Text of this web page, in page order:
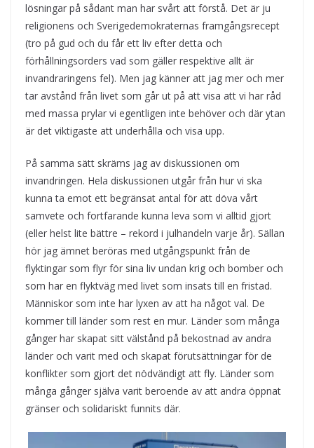
lösningar på sådant man har svårt att förstå. Det är ju
religionens och Sverigedemokraternas framgångsrecept
(tro på gud och du får ett liv efter detta och
förhållningsorders vad som gäller respektive allt är
invandraringens fel). Men jag känner att jag mer och mer
tar avstånd från livet som går ut på att visa att vi har råd
med massa prylar vi egentligen inte behöver och där ytan
är det viktigaste att underhålla och visa upp.
På samma sätt skräms jag av diskussionen om
invandringen. Hela diskussionen utgår från hur vi ska
kunna ta emot ett begränsat antal för att döva vårt
samvete och fortfarande kunna leva som vi alltid gjort
(eller helst lite bättre – rekord i julhandeln varje år). Sällan
hör jag ämnet beröras med utgångspunkt från de
flyktingar som flyr för sina liv undan krig och bomber och
som har en flyktväg med livet som insats till en fristad.
Människor som inte har lyxen av att ha något val. De
kommer till länder som rest en mur. Länder som många
gånger har skapat sitt välstånd på bekostnad av andra
länder och varit med och skapat förutsättningar för de
konflikter som gjort det nödvändigt att fly. Länder som
många gånger själva varit beroende av att andra öppnat
gränser och solidariskt funnits där.